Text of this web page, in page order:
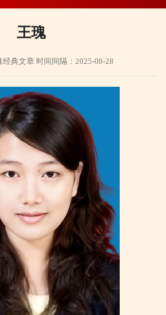
王瑰
典文章 时间间隔：2025-08-28